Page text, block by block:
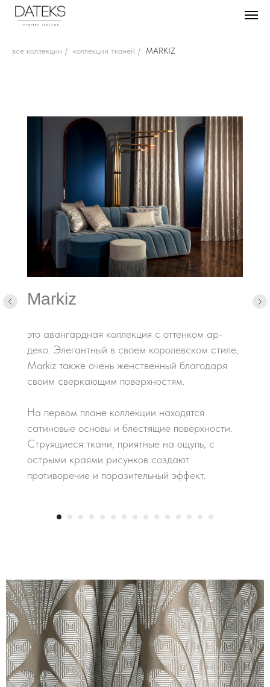
все коллекции / коллекции тканей / MARKIZ
Markiz
это авангардная коллекция с оттенком ар-
деко. Элегантный в своем королевском стиле,
Markiz также очень женственный благодаря
своим сверкающим поверхностям.
На первом плане коллекции находятся
сатиновые основы и блестящие поверхности.
Струящиеся ткани, приятные на ощупь, с
острыми краями рисунков создают
противоречие и поразительный эффект.